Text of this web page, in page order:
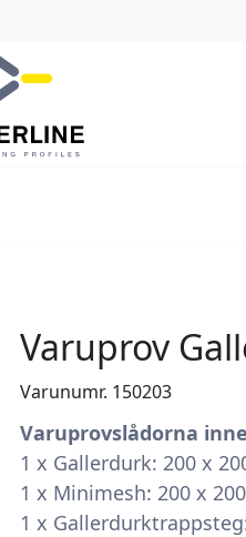
Varuprov
Varunumr. 150203
Varuprovslådorna
1 x Gallerdurk: 200 x
1 x Minimesh: 200 x
1 x